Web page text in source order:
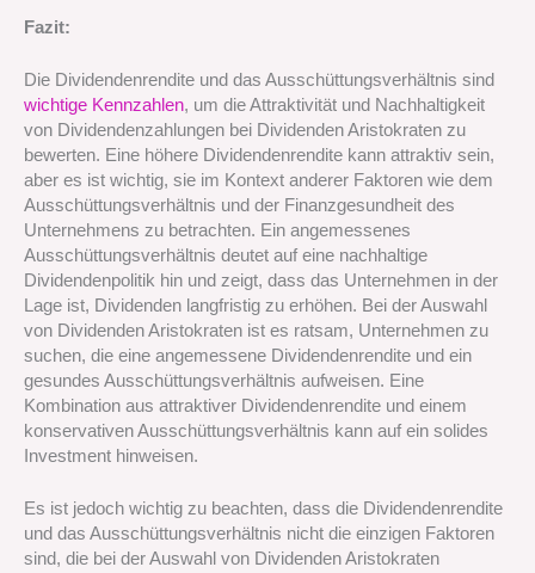
Fazit:
Die Dividendenrendite und das Ausschüttungsverhältnis sind
wichtige Kennzahlen, um die Attraktivität und Nachhaltigkeit
von Dividendenzahlungen bei Dividenden Aristokraten zu
bewerten. Eine höhere Dividendenrendite kann attraktiv sein,
aber es ist wichtig, sie im Kontext anderer Faktoren wie dem
Ausschüttungsverhältnis und der Finanzgesundheit des
Unternehmens zu betrachten. Ein angemessenes
Ausschüttungsverhältnis deutet auf eine nachhaltige
Dividendenpolitik hin und zeigt, dass das Unternehmen in der
Lage ist, Dividenden langfristig zu erhöhen. Bei der Auswahl
von Dividenden Aristokraten ist es ratsam, Unternehmen zu
suchen, die eine angemessene Dividendenrendite und ein
gesundes Ausschüttungsverhältnis aufweisen. Eine
Kombination aus attraktiver Dividendenrendite und einem
konservativen Ausschüttungsverhältnis kann auf ein solides
Investment hinweisen.
Es ist jedoch wichtig zu beachten, dass die Dividendenrendite
und das Ausschüttungsverhältnis nicht die einzigen Faktoren
sind, die bei der Auswahl von Dividenden Aristokraten